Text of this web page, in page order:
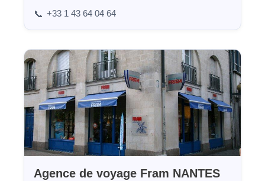
📞 +33 1 43 64 04 64
Agence de voyage Fram NANTES